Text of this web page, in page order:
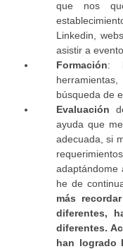
que nos
Linkedin,
asistir a
Formación:
búsqueda de
Evaluación
ayuda que
adecuada, si
adaptándome
he de
más
diferentes,
diferentes.
han logrado